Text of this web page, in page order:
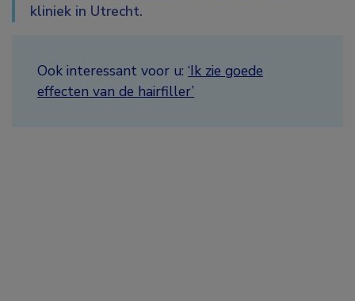
kliniek in Utrecht.
Ook interessant voor u: ‘Ik zie goede
effecten van de hairfiller’